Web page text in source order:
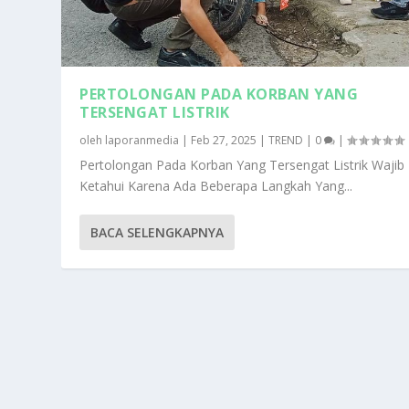
PERTOLONGAN PADA KORBAN YANG
TERSENGAT LISTRIK
oleh laporanmedia | Feb 27, 2025 |TREND | 0 |
Pertolongan Pada Korban Yang Tersengat Listrik Wajib
Ketahui Karena Ada Beberapa Langkah Yang...
BACA SELENGKAPNYA